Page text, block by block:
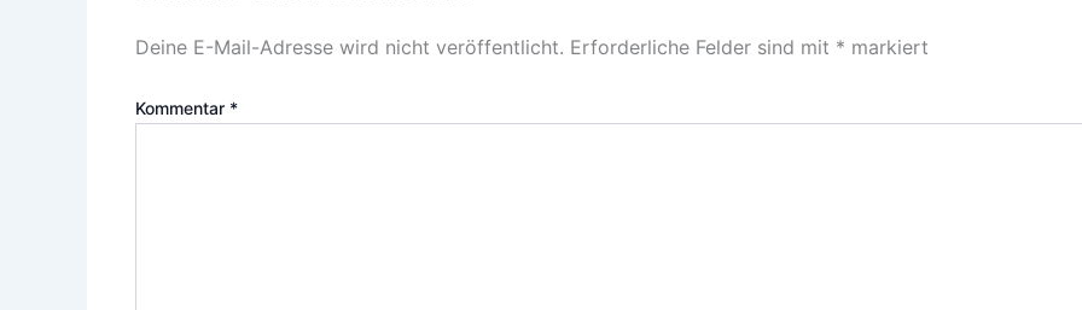
Deine E-Mail-Adresse wird nicht veröffentlicht. Erforderliche Felder sind mit * markiert
Kommentar *